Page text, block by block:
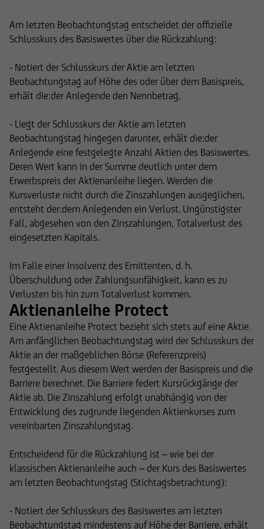
Am letzten Beobachtungstag entscheidet der offizielle
Schlusskurs des Basiswertes über die Rückzahlung:
- Notiert der Schlusskurs der Aktie am letzten
Beobachtungstag auf Höhe des oder über dem Basispreis,
erhält die:der Anlegende den Nennbetrag.
- Liegt der Schlusskurs der Aktie am letzten
Beobachtungstag hingegen darunter, erhält die:der
Anlegende eine festgelegte Anzahl Aktien des Basiswertes.
Deren Wert kann in der Summe deutlich unter dem
Erwerbspreis der Aktienanleihe liegen. Werden die
Kursverluste nicht durch die Zinszahlungen ausgeglichen,
entsteht der:dem Anlegenden ein Verlust. Ungünstigster
Fall, abgesehen von den Zinszahlungen, Totalverlust des
eingesetzten Kapitals.
Im Falle einer Insolvenz des Emittenten, d. h.
Überschuldung oder Zahlungsunfähigkeit, kann es zu
Verlusten bis hin zum Totalverlust kommen.
Aktienanleihe Protect
Eine Aktienanleihe Protect bezieht sich stets auf eine Aktie.
Am anfänglichen Beobachtungstag wird der Schlusskurs der
Aktie an der maßgeblichen Börse (Referenzpreis)
festgestellt. Aus diesem Wert werden der Basispreis und die
Barriere berechnet. Die Barriere federt Kursrückgänge der
Aktie ab. Die Zinszahlung erfolgt unabhängig von der
Entwicklung des zugrunde liegenden Aktienkurses zum
vereinbarten Zinszahlungstag.
Entscheidend für die Rückzahlung ist – wie bei der
klassischen Aktienanleihe auch – der Kurs des Basiswertes
am letzten Beobachtungstag (Stichtagsbetrachtung):
- Notiert der Schlusskurs des Basiswertes am letzten
Beobachtungstag mindes­tens auf Höhe der Barriere, erhält